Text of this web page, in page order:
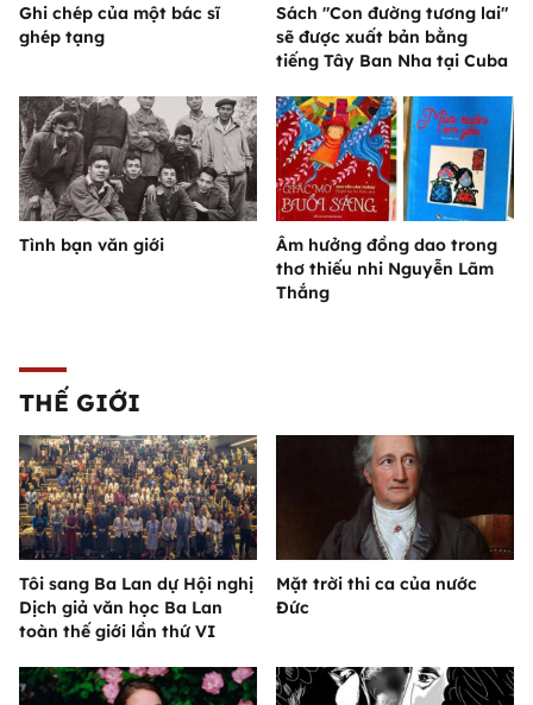
Ghi chép của một bác sĩ
ghép tạng
Sách "Con đường tương lai"
sẽ được xuất bản bằng
tiếng Tây Ban Nha tại Cuba
Tình bạn văn giới
Âm hưởng đồng dao trong
thơ thiếu nhi Nguyễn Lãm
Thắng
THẾ GIỚI
Tôi sang Ba Lan dự Hội nghị
Dịch giả văn học Ba Lan
toàn thế giới lần thứ VI
Mặt trời thi ca của nước
Đức